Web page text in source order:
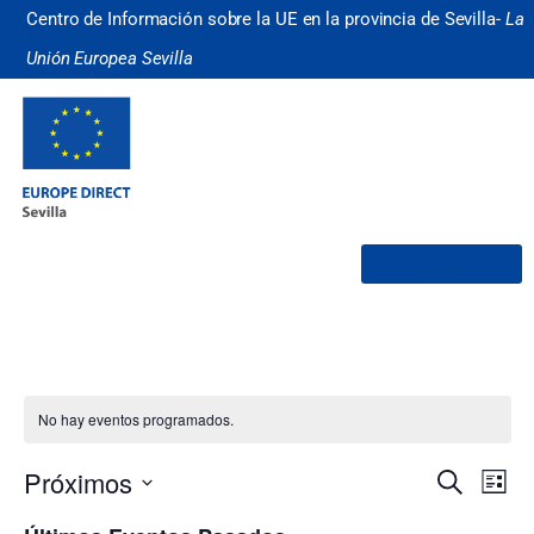
Centro de Información sobre la UE en la provincia de Sevilla- La
Unión Europea Sevilla
No hay eventos programados.
BuscarLista
Próximos
la